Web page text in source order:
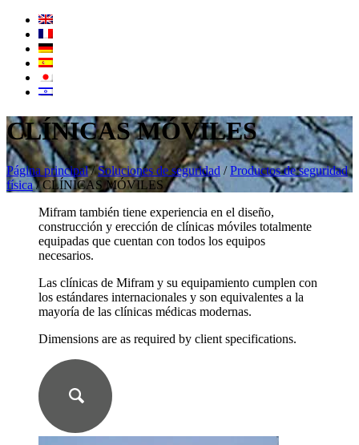
CLÍNICAS MÓVILES
Página principal/Soluciones de seguridad /Productos de seguridad
física/CLÍNICAS MÓVILES
Mifram también tiene experiencia en el diseño,
construcción y erección de clínicas móviles totalmente
equipadas que cuentan con todos los equipos
necesarios.
Las clínicas de Mifram y su equipamiento cumplen con
los estándares internacionales y son equivalentes a la
mayoría de las clínicas médicas modernas.
Dimensions are as required by client specifications.